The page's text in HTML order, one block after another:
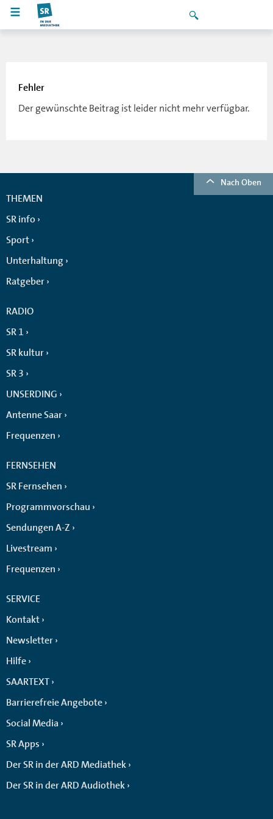
Fehler
Der gewünschte Beitrag ist leider nicht mehr verfügbar.
Nach Oben
THEMEN
SR info
Sport
Unterhaltung
Ratgeber
RADIO
SR 1
SR kultur
SR 3
UNSERDING
Antenne Saar
Frequenzen
FERNSEHEN
SR Fernsehen
Programmvorschau
Sendungen A-Z
Livestream
Frequenzen
SERVICE
Kontakt
Newsletter
Hilfe
SAARTEXT
Barrierefreie Angebote
Social Media
SR Apps
Der SR in der ARD Mediathek
Der SR in der ARD Audiothek